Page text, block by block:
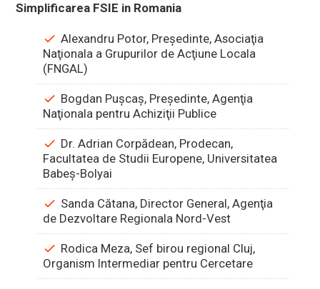
Simplificarea FSIE in Romania
Alexandru Potor, Preşedinte, Asociaţia
Naţionala a Grupurilor de Acţiune Locala
(FNGAL)
Bogdan Puşcaş, Preşedinte, Agenţia
Naţionala pentru Achiziţii Publice
Dr. Adrian Corpădean, Prodecan,
Facultatea de Studii Europene, Universitatea
Babeș-Bolyai
Sanda Cătana, Director General, Agenţia
de Dezvoltare Regionala Nord-Vest
Rodica Meza, Sef birou regional Cluj,
Organism Intermediar pentru Cercetare